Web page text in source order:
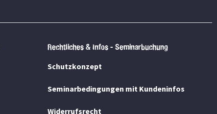
Rechtliches & Infos - Seminarbuchung
Schutzkonzept
Seminarbedingungen mit Kundeninfos
Widerrufsrecht